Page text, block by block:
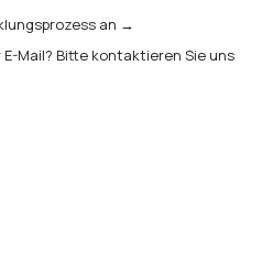
an →
Mail? Bitte kontaktieren Sie uns